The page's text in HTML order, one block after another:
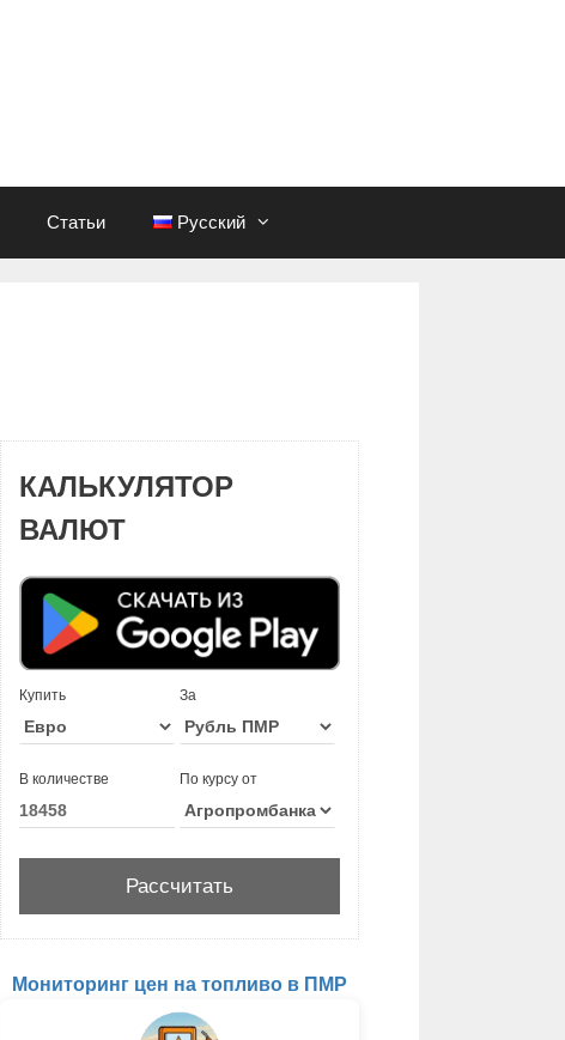
Статьи Русский
КАЛЬКУЛЯТОР
ВАЛЮТ
Купить За
В количестве По курсу от
Мониторинг цен на топливо в ПМР